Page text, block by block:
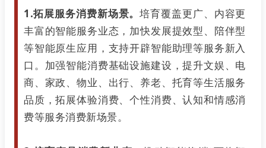
1.拓展服务消费新场景。培育覆盖更广、内容更
丰富的智能服务业态，加快发展提效型、陪伴型
等智能原生应用，支持开辟智能助理等服务新入
口。加强智能消费基础设施建设，提升文娱、电
商、家政、物业、出行、养老、托育等生活服务
品质，拓展体验消费、个性消费、认知和情感消
费等服务消费新场景。